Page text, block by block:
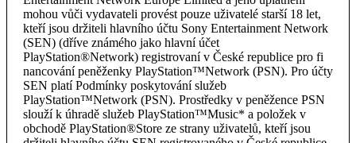
mohou vůči vydavateli provést pouze uživatelé starší 18 let,
kteří jsou držiteli hlavního účtu Sony Entertainment Network
(SEN) (dříve známého jako hlavní účet
PlayStation®Network) registrovaní v České republice pro fi
nancování peněženky PlayStation™Network (PSN). Pro účty
SEN platí Podmínky poskytování služeb
PlayStation™Network (PSN). Prostředky v peněžence PSN
slouží k úhradě služeb PlayStation™Music* a položek v
obchodě PlayStation®Store ze strany uživatelů, kteří jsou